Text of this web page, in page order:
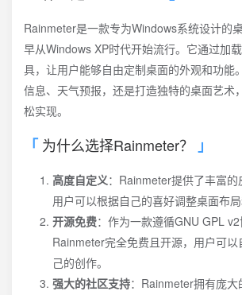
Rainmeter是一款专为Windows系统设计的
早从Windows XP时代开始流行。它通过加
具，让用户能够自由定制桌面的外观和功能
信息、天气预报，还是打造独特的桌面艺术
松实现。
为什么选择Rainmeter？
高度自定义：Rainmeter提供了丰富的
用户可以根据自己的喜好调整桌面布局
开源免费：作为一款遵循GNU GPL v2
Rainmeter完全免费且开源，用户可以
己的创作。
强大的社区支持：Rainmeter拥有庞